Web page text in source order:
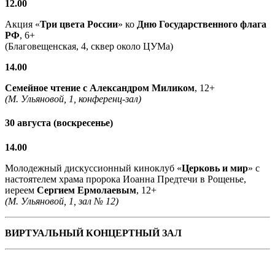
12.00
Акция «Три цвета России» ко Дню Государственного флага
РФ, 6+
(Благовещенская, 4, сквер около ЦУМа)
14.00
Семейное чтение с Александром Миликом, 12+
(М. Ульяновой, 1, конференц-зал)
30 августа (воскресенье)
14.00
Молодежный дискуссионный киноклуб «Церковь и мир» с
настоятелем храма пророка Иоанна Предтечи в Рощенье,
иереем Сергием Ермолаевым, 12+
(М. Ульяновой, 1, зал № 12)
ВИРТУАЛЬНЫЙ КОНЦЕРТНЫЙ ЗАЛ